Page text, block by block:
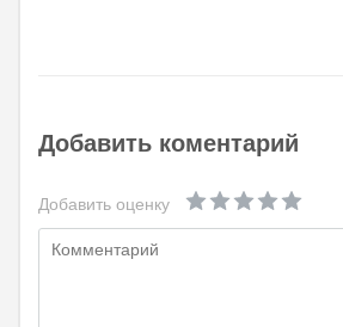
Добавить коментарий
Добавить оценку